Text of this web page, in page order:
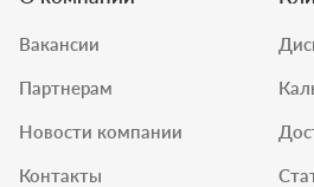
Вакансии
Партнерам
Новости компании
Контакты